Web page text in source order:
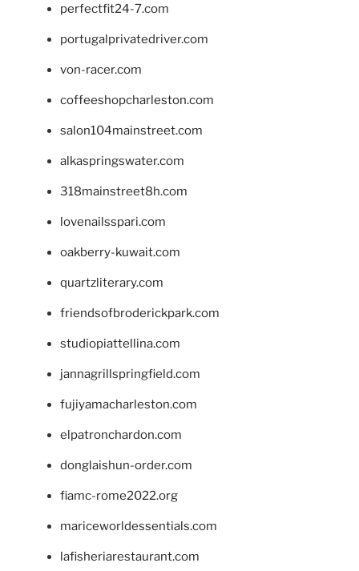
perfectfit24-7.com
portugalprivatedriver.com
von-racer.com
coffeeshopcharleston.com
salon104mainstreet.com
alkaspringswater.com
318mainstreet8h.com
lovenailsspari.com
oakberry-kuwait.com
quartzliterary.com
friendsofbroderickpark.com
studiopiattellina.com
jannagrillspringfield.com
fujiyamacharleston.com
elpatronchardon.com
donglaishun-order.com
fiamc-rome2022.org
mariceworldessentials.com
lafisheriarestaurant.com